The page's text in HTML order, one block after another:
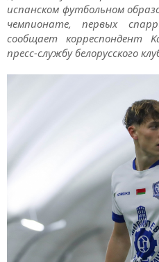
испанском футбольном
чемпионате, первых
сообщает корреспондент
пресс-службу белорусского